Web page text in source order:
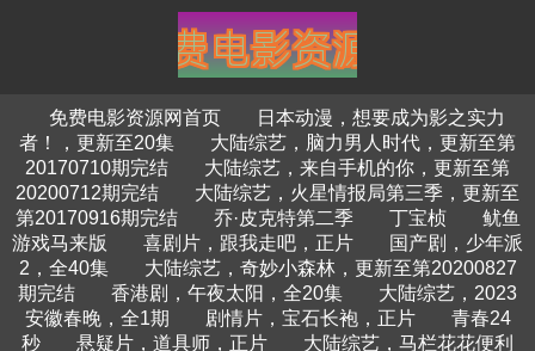
免费电影资源网首页
日本动漫，想要成为影之实力
者！，更新至20集
大陆综艺，脑力男人时代，更新至第
20170710期完结
大陆综艺，来自手机的你，更新至第
20200712期完结
大陆综艺，火星情报局第三季，更新至
第20170916期完结
乔·皮克特第二季 丁宝桢
鱿鱼
游戏马来版
喜剧片，跟我走吧，正片
国产剧，少年派
2，全40集
大陆综艺，奇妙小森林，更新至第20200827
期完结
香港剧，午夜太阳，全20集
大陆综艺，2023
安徽春晚，全1期
剧情片，宝石长袍，正片
青春24
秒
悬疑片，道具师，正片
大陆综艺，马栏花花便利